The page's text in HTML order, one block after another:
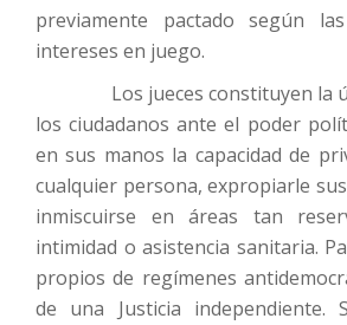
previamente pactado según
intereses en juego.
Los jueces constituyen la
los ciudadanos ante el poder
en sus manos la capacidad de
cualquier persona, expropiarle
inmiscuirse en áreas tan
intimidad o asistencia sanitaria.
propios de regímenes
de una Justicia independiente.